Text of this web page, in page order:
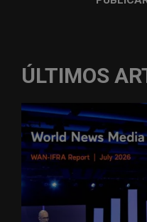
ÚLTIMOS